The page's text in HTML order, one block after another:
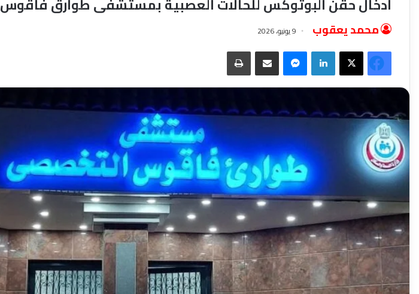
محمد يعقوب 9 يونيو، 2026
فيسبوك‫X لينكدإن ماسنجر مشاركة عبر البريد طباعة